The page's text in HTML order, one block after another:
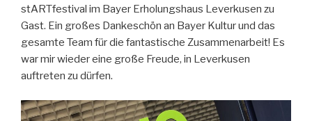
stARTfestival im Bayer Erholungshaus Leverkusen zu
Gast. Ein großes Dankeschön an Bayer Kultur und das
gesamte Team für die fantastische Zusammenarbeit! Es
war mir wieder eine große Freude, in Leverkusen
auftreten zu dürfen.